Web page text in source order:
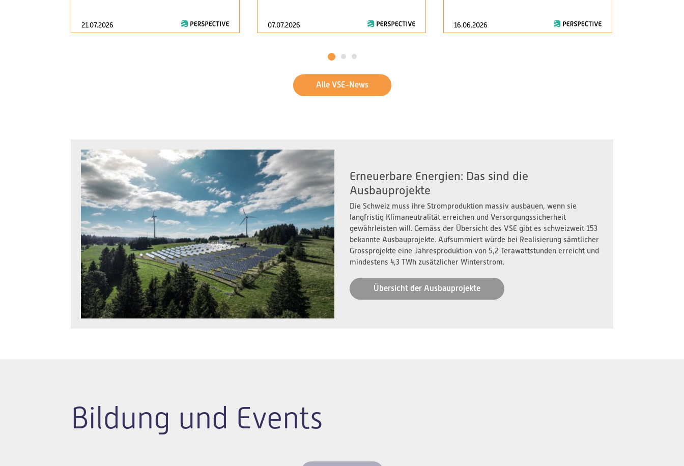
21.07.2026 07.07.2026 16.06.2026
1 2 3
Alle VSE-News
Erneuerbare Energien: Das sind die
Ausbauprojekte
Die Schweiz muss ihre Stromproduktion massiv ausbauen, wenn sie
langfristig Klimaneutralität erreichen und Versorgungssicherheit
gewährleisten will. Gemäss der Übersicht des VSE gibt es schweizweit 153
bekannte Ausbauprojekte. Aufsummiert würde bei Realisierung sämtlicher
Grossprojekte eine Jahresproduktion von 5,2 Terawattstunden erreicht und
mindestens 4,3 TWh zusätzlicher Winterstrom.
Übersicht der Ausbauprojekte
Bildung und Events